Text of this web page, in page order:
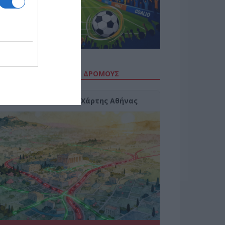
ΤΗΝ ΚΙΝΗΣΗ ΣΤΟΥΣ ΔΡΌΜΟΥΣ
Κίνηση Τώρα: Live Χάρτης Αθήνας